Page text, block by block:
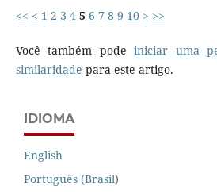
<< < 1 2 3 4 5 6 7 8 9 10 > >>
Você também podeiniciar uma
similaridade para este artigo.
IDIOMA
English
Português (Brasil)